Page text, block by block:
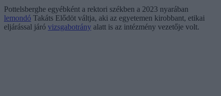
Pottelsberghe egyébként a rektori székben a 2023 nyarában
lemondó Takáts Elődöt váltja, aki az egyetemen kirobbant, etikai
eljárással járó vizsgabotrány alatt is az intézmény vezetője volt.